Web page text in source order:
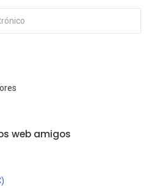
web amigos